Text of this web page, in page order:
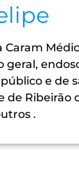
geral,
e de
de Ribeirão
.